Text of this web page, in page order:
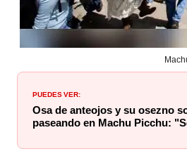
PUEDES VER:
Osa de anteojos y su osezno
paseando en Machu Picchu: